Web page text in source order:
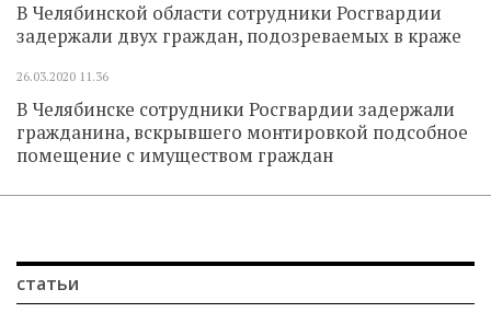
В Челябинской области сотрудники Росгвардии
задержали двух граждан, подозреваемых в краже
26.03.2020 11.36
В Челябинске сотрудники Росгвардии задержали
гражданина, вскрывшего монтировкой подсобное
помещение с имуществом граждан
статьи